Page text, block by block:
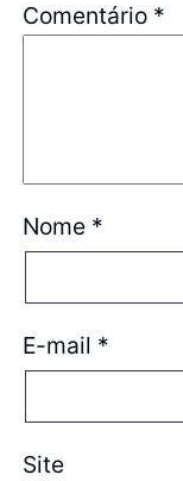
Comentário *
Nome *
E-mail *
Site